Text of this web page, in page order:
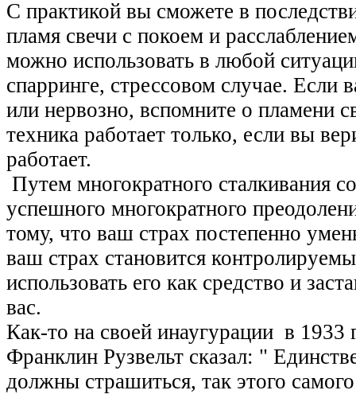
С практикой вы сможете в
пламя свечи с покоем и
можно использовать в любой
спарринге, стрессовом случае. Если
или нервозно, вспомните о пламени
техника работает только, если вы
работает.
Путем многократного сталкивания
успешного многократного
тому, что ваш страх постепенно
ваш страх становится
использовать его как средство и
вас.
Как-то на своей инаугурации в 1933
Франклин Рузвельт сказал: "
должны страшиться, так этого